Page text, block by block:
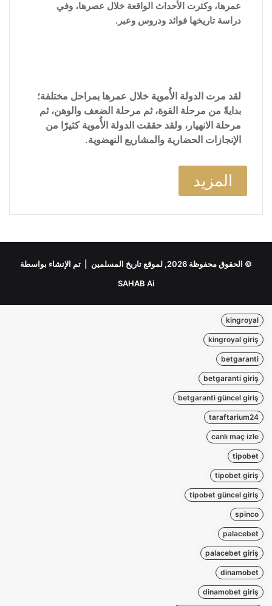
عمرها، وكثرت الأحداث الواقعة خلال عصرها، وفي
دراسة تاريخها فوائد ودروس وعبر.
لقد مرت الدولة الأُموية خلال عمرها بمراحل مختلفة؛
بدايةً من مرحلة القوة، ثم مرحلة الضعف والوهن، ثم
مرحلة الانهيار، ولقد حققت الدولة الأُموية كثيرًا من
الإنجازات الحضارية والمشاريع النهضوية.
المزيد
© الحقوق محفوظة 2026, لموقع تاريخ المسلمين | تم الإنشاء بواسطة
SAHAB Ai
kingroyal
kingroyal giriş
betgaranti
betgaranti giriş
betgaranti güncel giriş
taraftarium24
canlı maç izle
tipobet
tipobet giriş
tipobet güncel giriş
spinco
palacebet
palacebet giriş
dinamobet
dinamobet giriş